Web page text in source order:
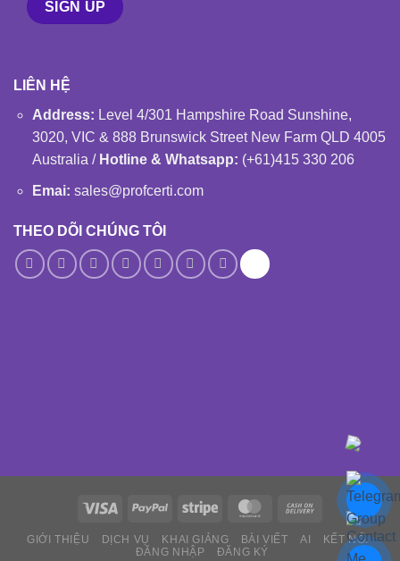
LIÊN HỆ
Address: Level 4/301 Hampshire Road Sunshine,
3020, VIC & 888 Brunswick Street New Farm QLD 4005
Australia / Hotline & Whatsapp: (+61)415 330 206
Emai: sales@profcerti.com
THEO DÕI CHÚNG TÔI
GIỚI THIỆU DỊCH VỤ KHAI GIẢNG BÀI VIẾT AI
KẾT NỐI
ĐĂNG NHẬP
ĐĂNG KÝ